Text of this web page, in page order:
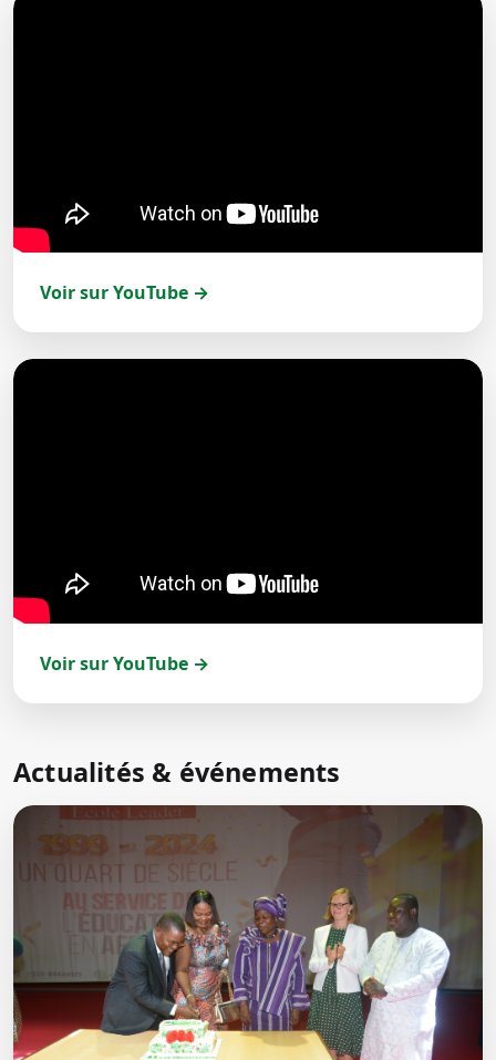
Voir sur YouTube →
Voir sur YouTube →
Actualités & événements